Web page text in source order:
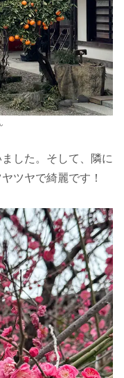
した。そして、隣に
ツヤで綺麗です！